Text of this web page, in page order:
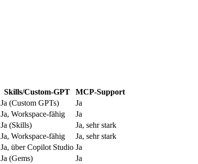
Skills/Custom-GPT
MCP-Support
Ja (Custom GPTs)
Ja
Ja, Workspace-fähig
Ja
Ja (Skills)
Ja, sehr stark
Ja, Workspace-fähig
Ja, sehr stark
Ja, über Copilot Studio Ja
Ja (Gems)
Ja